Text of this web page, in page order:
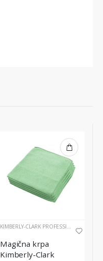
Magična krpa
Kimberly-Clark